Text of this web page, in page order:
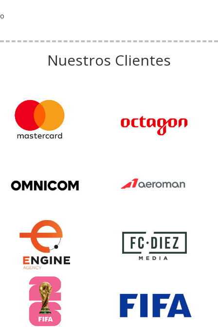
o
Nuestros Clientes